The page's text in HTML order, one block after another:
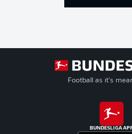
Football as it's
BUNDESLIGA